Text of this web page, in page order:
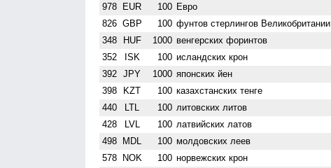
978 EUR 100 Евро
826 GBP 100 фунтов стерлингов Велико­британии
348 HUF 1000 венгерских форинтов
352 ISK 100 исландских крон
392 JPY 1000 японских йен
398 KZT 100 казахстанских тенге
440 LTL 100 литовских литов
428 LVL 100 латвийских латов
498 MDL 100 молдовских леев
578 NOK 100 норвежских крон